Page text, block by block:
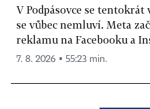
V Podpásovce se
se vůbec nemluví. Meta
reklamu na Facebooku a
7. 8. 2026 ▪ 55:23 min.